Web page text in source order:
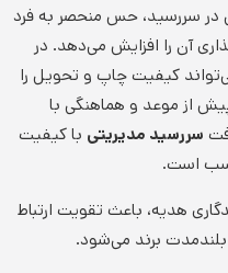
در سررسید، حس منحصر به فرد
آن را افزایش می‌دهد. در
کیفیت چاپ و تحویل را
پیش از موعد و هماهنگی با
سررسید مدیریتی با کیفیت
است.
هدیه، باعث تقویت ارتباط
بلندمدت برند می‌شود.